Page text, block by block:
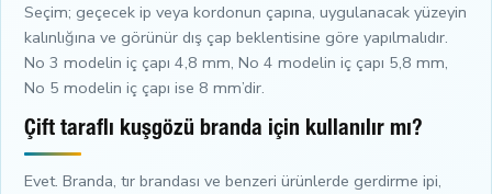
Seçim; geçecek ip veya kordonun çapına, uygulanacak yüzeyin
kalınlığına ve görünür dış çap beklentisine göre yapılmalıdır.
No 3 modelin iç çapı 4,8 mm, No 4 modelin iç çapı 5,8 mm,
No 5 modelin iç çapı ise 8 mm’dir.
Çift taraflı kuşgözü branda için kullanılır mı?
Evet. Branda, tır brandası ve benzeri ürünlerde gerdirme ipi,